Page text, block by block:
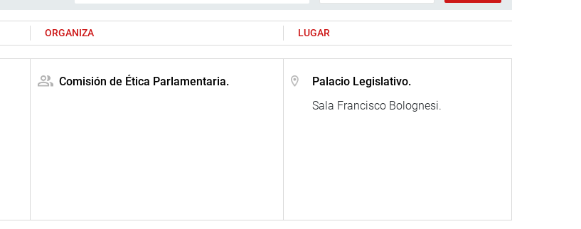
ORGANIZA LUGAR
Comisión de Ética Parlamentaria.
Palacio Legislativo.
Sala Francisco Bolognesi.